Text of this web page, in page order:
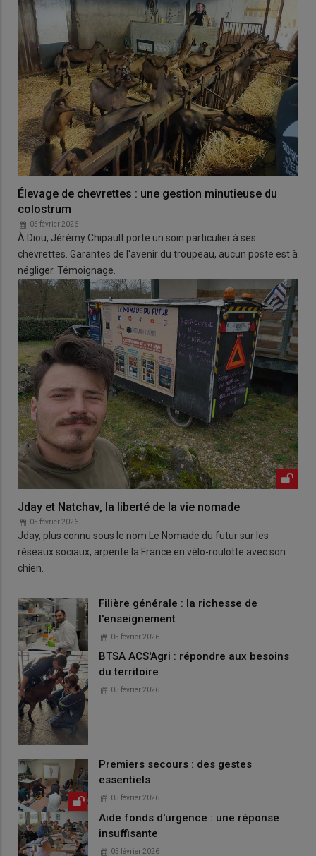
Élevage de chevrettes : une gestion minutieuse du
colostrum
05 février 2026
À Diou, Jérémy Chipault porte un soin particulier à ses
chevrettes. Garantes de l'avenir du troupeau, aucun poste est à
négliger. Témoignage.
Jday et Natchav, la liberté de la vie nomade
05 février 2026
Jday, plus connu sous le nom Le Nomade du futur sur les
réseaux sociaux, arpente la France en vélo-roulotte avec son
chien.
Filière générale : la richesse de
l'enseignement
05 février 2026
BTSA ACS'Agri : répondre aux besoins
du territoire
05 février 2026
Premiers secours : des gestes
essentiels
05 février 2026
Aide fonds d'urgence : une réponse
insuffisante
05 février 2026